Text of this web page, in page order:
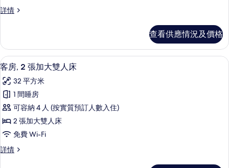
張
大
雙
人
床
的
相
片
詳情
客
特
大
雙
床
詳
情
查看供應情況及價格
載
入
所
有
客
房,
張
書桌、手提電腦工作空間、遮光窗簾/
6
客房, 2 張加大雙人床
32 平方米
1 間睡房
可容納 4 人 (按實質預訂人數入住)
2 張加大雙人床
免費 Wi-Fi
詳情
客